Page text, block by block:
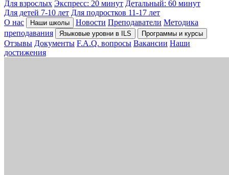
Для взрослых Экспресс: 20 минут Детальный: 60 минут
Для детей 7-10 лет Для подростков 11-17 лет
О нас
Наши школы Новости Преподаватели Методика
преподавания
Языковые уровни в ILS Программы и курсы
Отзывы Документы F.A.Q. вопросы Вакансии Наши
достижения